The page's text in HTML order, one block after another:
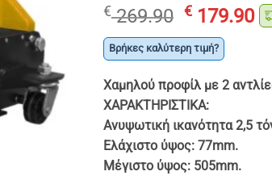
€269.90 Original
price
was:
€ 179.90Η
€
Βρήκες καλύτερη τιμή?
Χαμηλού προφίλ με 2
ΧΑΡΑΚΤΗΡΙΣΤΙΚΑ:
Ανυψωτική ικανότητα 2,5
Ελάχιστο ύψος: 77mm.
Μέγιστο ύψος: 505mm.